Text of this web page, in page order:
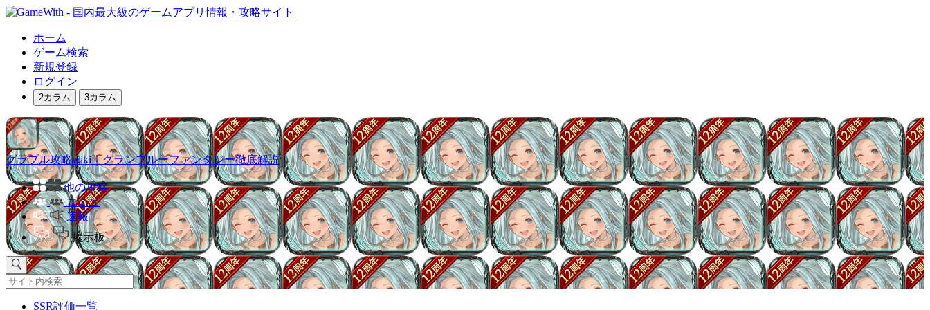
ホーム
ゲーム検索
新規登録
ログイン
2カラム 3カラム
グラブル攻略wiki｜グランブルーファンタジー徹底解説
他の攻略
コミュ
速報
掲示板
SSR評価一覧